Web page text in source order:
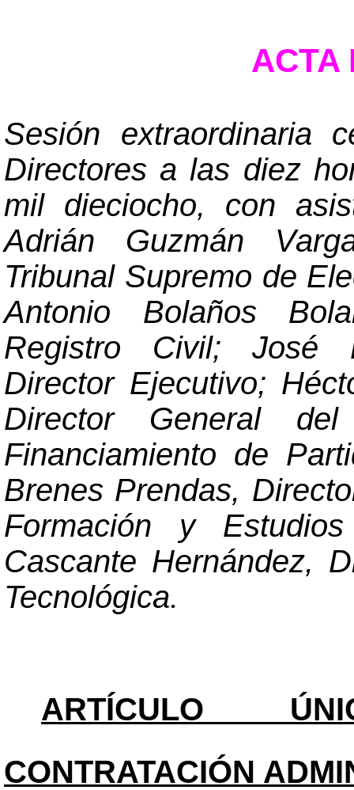
ACTA
Sesión extraordinaria
Directores a las diez
mil dieciocho, con
Adrián Guzmán
Tribunal Supremo de
Antonio Bolaños
Registro Civil; José
Director Ejecutivo;
Director General
Financiamiento de
Brenes Prendas,
Formación y
Cascante Hernández,
Tecnológica.
ARTÍCULO
CONTRATACIÓN